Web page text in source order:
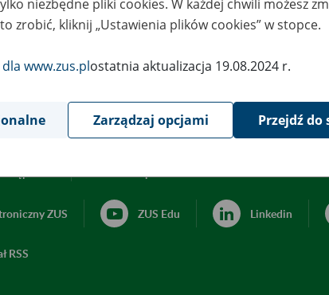
ZUS ZUS Edu Linkedin
RSS
niezbędne pliki cookies. W każdej chwili możesz
zrobić, kliknij „Ustawienia plików cookies” w stopce.
www.zus.plostatnia aktualizacja 19.08.2024 r.
Zarządzaj opcjami Przejdź do